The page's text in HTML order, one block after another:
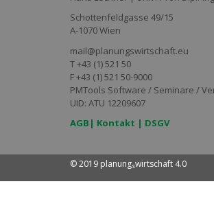
Schottenfeldgasse 49/15
A-1070 Wien
mail@planungswirtschaft.eu
T +43 (1) 521 50
F +43 (1) 521 50-9000
PMTools Software / Seminare /
UID: ATU 12209607
AGB | Kontakt | DSGV
© 2019 planungswirtschaft 4.0